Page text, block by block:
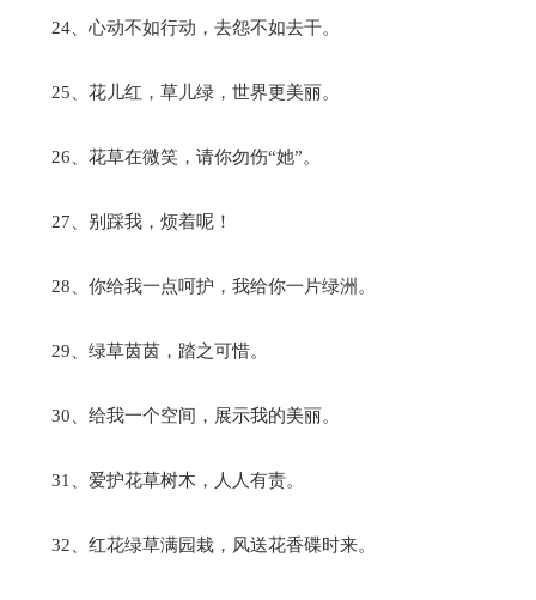
24、心动不如行动，去怨不如去干。
25、花儿红，草儿绿，世界更美丽。
26、花草在微笑，请你勿伤“她”。
27、别踩我，烦着呢！
28、你给我一点呵护，我给你一片绿洲。
29、绿草茵茵，踏之可惜。
30、给我一个空间，展示我的美丽。
31、爱护花草树木，人人有责。
32、红花绿草满园栽，风送花香碟时来。